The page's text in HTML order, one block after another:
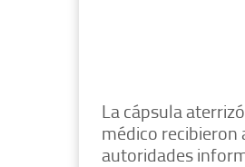
La cápsula
médico recibieron
autoridades